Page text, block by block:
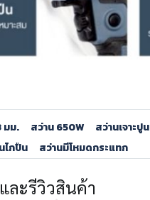
มม. สว่าน 650W สว่านเจาะปูน
ไกปืน สว่านมีโหมดกระแทก
ละรีวิวสินค้า